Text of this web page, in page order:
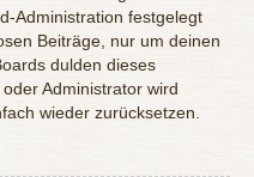
Administration festgelegt
Beiträge, nur um deinen
dulden dieses
Administrator wird
wieder zurücksetzen.